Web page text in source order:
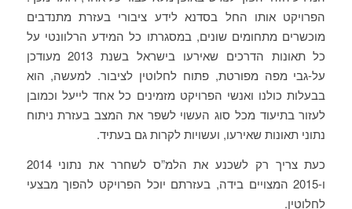
הפרויקט אותו החל בסדנא לידע ציבורי בעזרת מתנדבים
מוכשרים מתחומים שונים, במסגרתו כל המידע הרלוונטי על
כל תאונות הדרכים שאירעו בישראל בשנת 2013 מעודכן
על-גבי מפה מפורטת, פתוח לחלוטין לציבור. למעשה, הוא
בבעלות כולנו ואנשי הפרויקט מזמינים כל אחד לייעל וכמובן
לעזור בתיעוד מכל סוג העשוי לשפר את המצב בעזרת ניתוח
נתוני תאונות שאירעו, ועשויות לקרות גם בעתיד.
כעת צריך רק לשכנע את הלמ”ס לשחרר את נתוני 2014
ו-2015 המצויים בידה, בעזרתם יוכל הפרויקט להפוך מבצעי
לחלוטין.